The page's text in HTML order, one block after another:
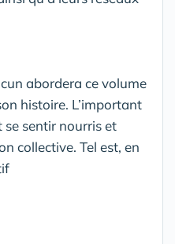
abordera ce volume
histoire. L’important
se sentir nourris et
collective. Tel est, en